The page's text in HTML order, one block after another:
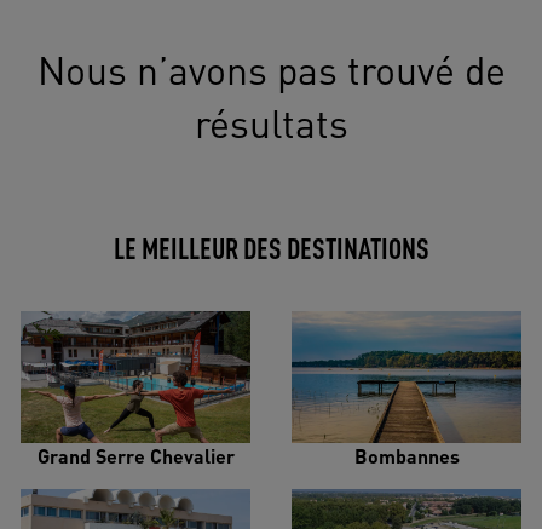
Nous n’avons pas trouvé de
résultats
LE MEILLEUR DES DESTINATIONS
Grand Serre Chevalier Bombannes